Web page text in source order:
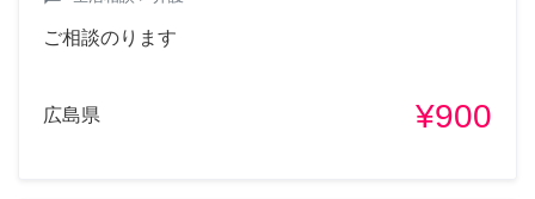
ご相談のります
広島県 ¥900